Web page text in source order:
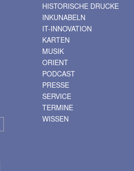
HISTORISCHE DRUCKE
INKUNABELN
IT-INNOVATION
KARTEN
MUSIK
ORIENT
PODCAST
PRESSE
SERVICE
TERMINE
WISSEN